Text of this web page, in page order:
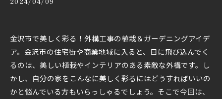
金沢市で美しく彩る！外構工事の植栽＆ガーデニングアイデ
ア。金沢市の住宅街や商業地域に入ると、目に飛び込んでく
るのは、美しい植栽やインテリアのある素敵な外構です。し
かし、自分の家をこんなに美しく彩るにはどうすればいいの
かと悩んでいる方もいらっしゃるでしょう。そこで今回は、